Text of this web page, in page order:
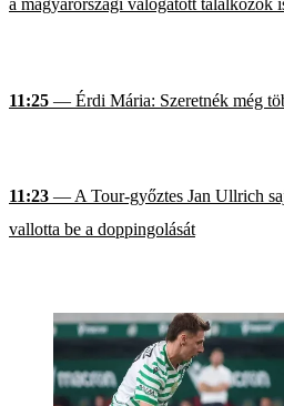
a magyarországi válogatott találkozók
11:25 — Érdi Mária: Szeretnék még
11:23 — A Tour-győztes Jan Ullrich
vallotta be a doppingolását